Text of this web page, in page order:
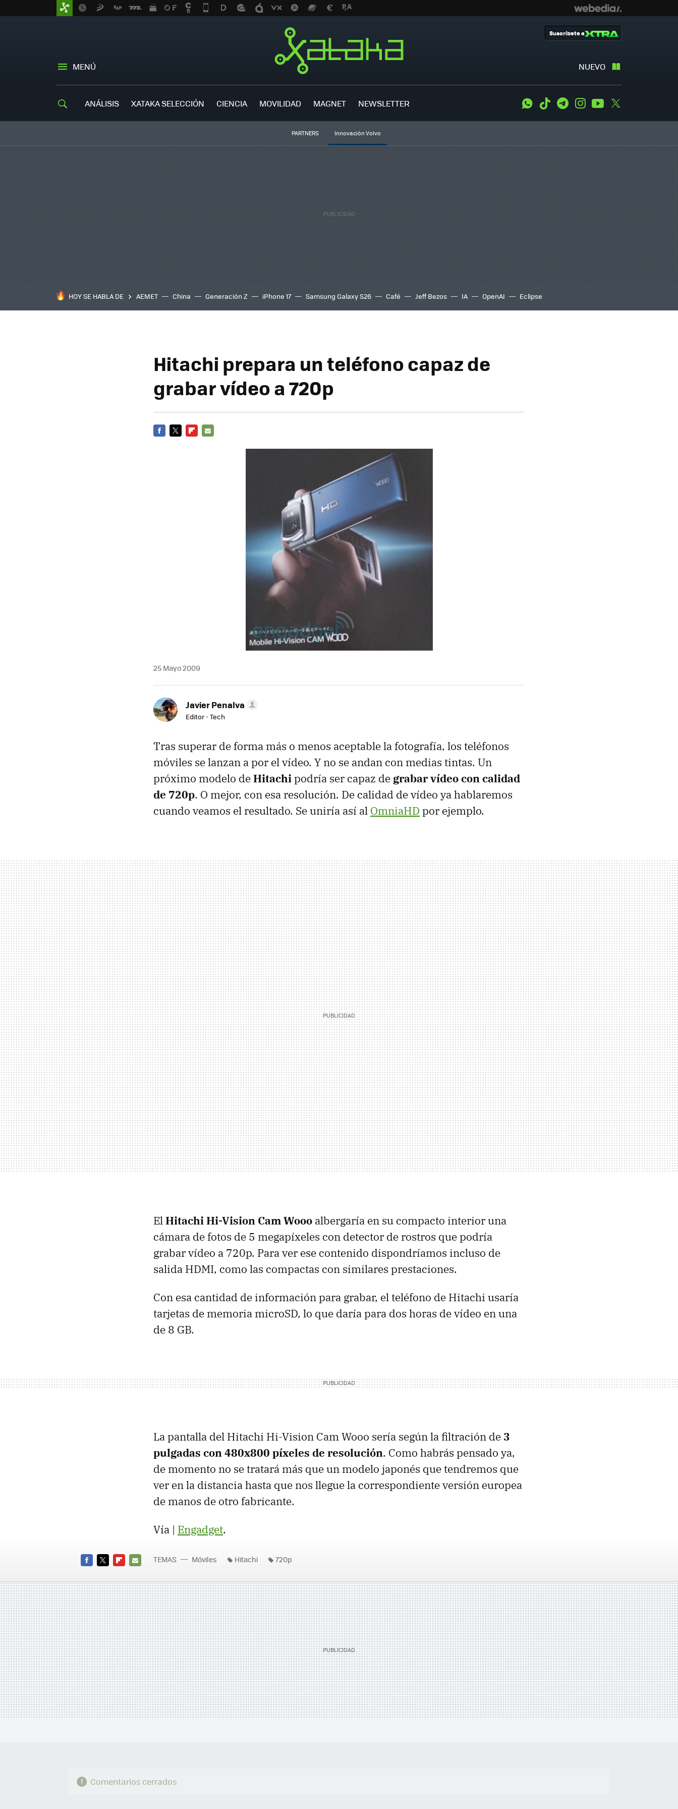
MENÚ NUEVO
Suscríbete a
ANÁLISIS XATAKA SELECCIÓN CIENCIA MOVILIDAD MAGNET NEWSLETTER WhatsApp
Tiktok TelegramInstagramYoutube
PARTNERS Innovación Volvo
HOY SE HABLA DE AEMET China Generación Z iPhone 17 Samsung Galaxy S26 Café Jeff Bezos IA OpenAI Eclipse
Hitachi prepara un teléfono capaz de
grabar vídeo a 720p
25 Mayo 2009
Javier Penalva
Editor - Tech
Tras superar de forma más o menos aceptable la fotografía, los teléfonos
móviles se lanzan a por el vídeo. Y no se andan con medias tintas. Un
próximo modelo deHitachipodría ser capaz de grabar vídeo con calidad
de 720p. O mejor, con esa resolución. De calidad de vídeo ya hablaremos
cuando veamos el resultado. Se uniría así al OmniaHD por ejemplo.
ElHitachi Hi-Vision Cam Wooo albergaría en su compacto interior una
cámara de fotos de 5 megapíxeles con detector de rostros que podría
grabar vídeo a 720p. Para ver ese contenido dispondríamos incluso de
salida HDMI, como las compactas con similares prestaciones.
Con esa cantidad de información para grabar, el teléfono de Hitachi usaría
tarjetas de memoria microSD, lo que daría para dos horas de vídeo en una
de 8 GB.
La pantalla del Hitachi Hi-Vision Cam Wooo sería según la filtración de 3
pulgadas con 480x800 píxeles de resolución. Como habrás pensado ya,
de momento no se tratará más que un modelo japonés que tendremos que
ver en la distancia hasta que nos llegue la correspondiente versión europea
de manos de otro fabricante.
Vía | Engadget.
MAIL
TEMAS Móviles Hitachi 720p
Comentarios cerrados